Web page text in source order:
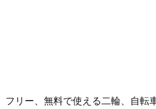
フリー、無料で使える二輪、自転